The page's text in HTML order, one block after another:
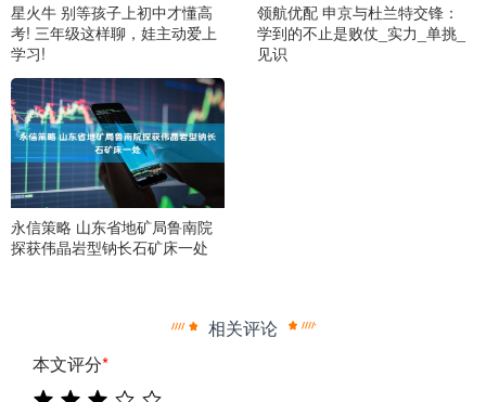
星火牛 别等孩子上初中才懂高
考! 三年级这样聊，娃主动爱上
学习!
领航优配 申京与杜兰特交锋：
学到的不止是败仗_实力_单挑_
见识
永信策略 山东省地矿局鲁南院
探获伟晶岩型钠长石矿床一处
相关评论
本文评分*